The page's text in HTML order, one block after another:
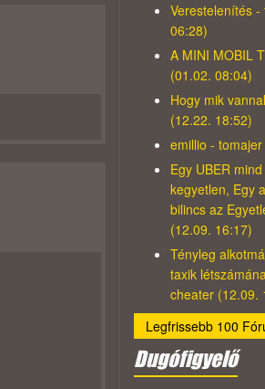
Verestelenítés
06:28)
A MINI MOBIL
(01.02. 08:04)
Hogy mik
(12.22. 18:52)
emillio -
Egy UBER
kegyetlen, Egy
bilincs az
(12.09. 16:17)
Tényleg
taxik
cheater (12.09.
Legfrissebb 100
Dugófigyelő